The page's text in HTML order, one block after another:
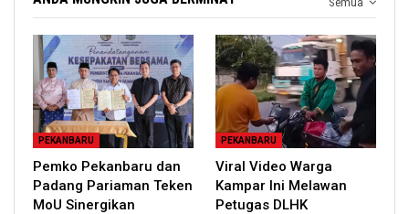
PEKANBARU
Pemko Pekanbaru dan
Padang Pariaman Teken
MoU Sinergikan
PEKANBARU
Viral Video Warga
Kampar Ini Melawan
Petugas DLHK